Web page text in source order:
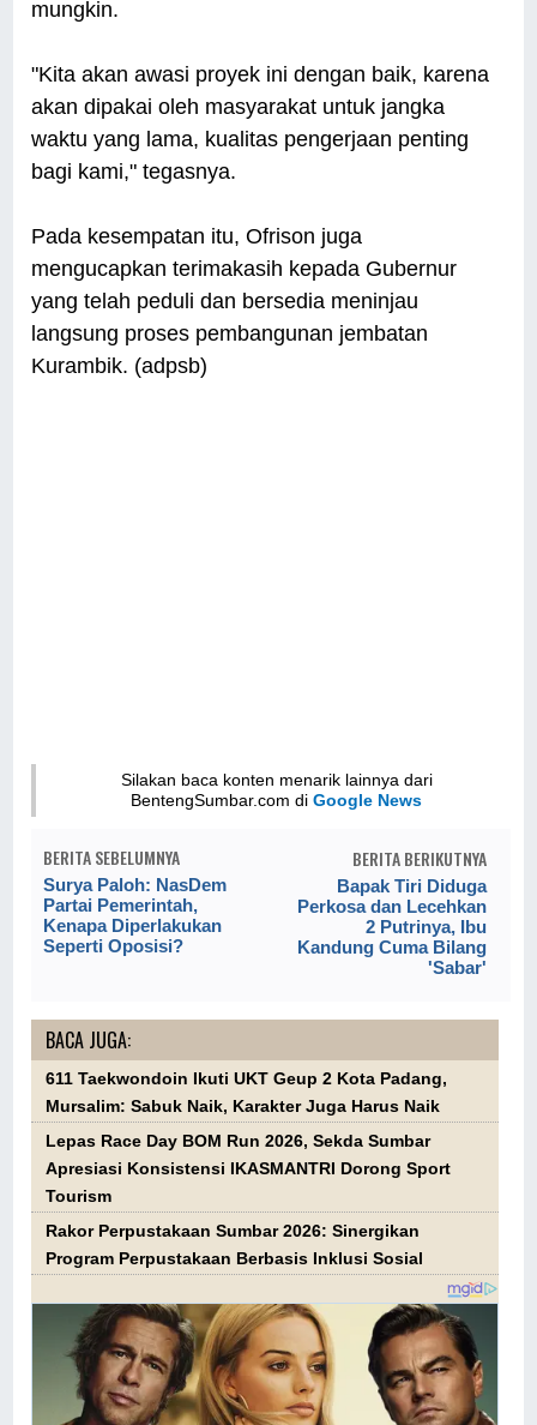
mungkin.
"Kita akan awasi proyek ini dengan baik, karena
akan dipakai oleh masyarakat untuk jangka
waktu yang lama, kualitas pengerjaan penting
bagi kami," tegasnya.
Pada kesempatan itu, Ofrison juga
mengucapkan terimakasih kepada Gubernur
yang telah peduli dan bersedia meninjau
langsung proses pembangunan jembatan
Kurambik. (adpsb)
Silakan baca konten menarik lainnya dari
BentengSumbar.com diGoogle News
BERITA SEBELUMNYA
Surya Paloh: NasDem
Partai Pemerintah,
Kenapa Diperlakukan
Seperti Oposisi?
BERITA BERIKUTNYA
Bapak Tiri Diduga
Perkosa dan Lecehkan
2 Putrinya, Ibu
Kandung Cuma Bilang
'Sabar'
BACA JUGA:
611 Taekwondoin Ikuti UKT Geup 2 Kota Padang,
Mursalim: Sabuk Naik, Karakter Juga Harus Naik
Lepas Race Day BOM Run 2026, Sekda Sumbar
Apresiasi Konsistensi IKASMANTRI Dorong Sport
Tourism
Rakor Perpustakaan Sumbar 2026: Sinergikan
Program Perpustakaan Berbasis Inklusi Sosial